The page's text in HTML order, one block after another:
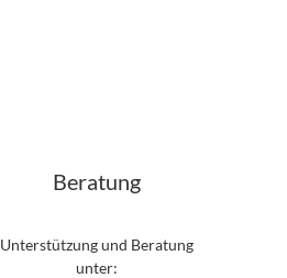
Beratung
Unterstützung und Beratung
unter: